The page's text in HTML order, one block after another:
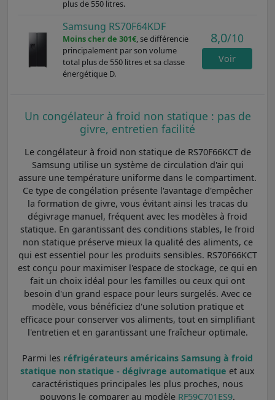
plus de 550 litres.
Samsung RS70F64KDF
Moins cher de 301€, se différencie
principalement par son volume
total plus de 550 litres et sa classe
énergétique D.
8,0/10
Voir
Un congélateur à froid non statique : pas de
givre, entretien facilité
Le congélateur à froid non statique de RS70F66KCT de
Samsung utilise un système de circulation d'air qui
assure une température uniforme dans le compartiment.
Ce type de congélation présente l'avantage d'empêcher
la formation de givre, vous évitant ainsi les tracas du
dégivrage manuel, fréquent avec les modèles à froid
statique. En garantissant des conditions stables, le froid
non statique préserve mieux la qualité des aliments, ce
qui est essentiel pour les produits sensibles. RS70F66KCT
est conçu pour maximiser l'espace de stockage, ce qui en
fait un choix idéal pour les familles ou ceux qui ont
besoin d'un grand espace pour leurs surgelés. Avec ce
modèle, vous bénéficiez d'une solution pratique et
efficace pour conserver vos aliments, tout en simplifiant
l'entretien et en garantissant une fraîcheur optimale.
Parmi les réfrigérateurs américains Samsung à froid
statique non statique - dégivrage automatique et aux
caractéristiques principales les plus proches, nous
pouvons le comparer au modèle RF59C701ES9.